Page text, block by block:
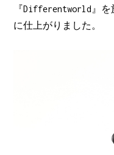
『Differentworld』を
に仕上がりました。